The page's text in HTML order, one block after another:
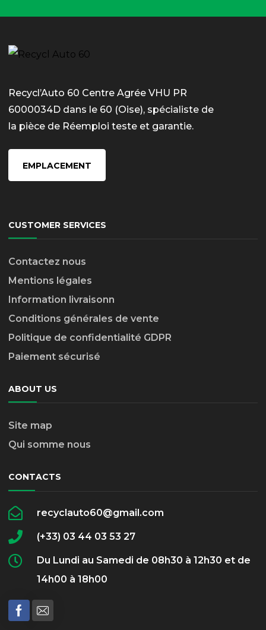
Recycl’Auto 60 Centre Agrée VHU PR
6000034D dans le 60 (Oise), spécialiste de
la pièce de Réemploi teste et garantie.
EMPLACEMENT
CUSTOMER SERVICES
Contactez nous
Mentions légales
Information livraisonn
Conditions générales de vente
Politique de confidentialité GDPR
Paiement sécurisé
ABOUT US
Site map
Qui somme nous
CONTACTS
recyclauto60@gmail.com
(+33) 03 44 03 53 27
Du Lundi au Samedi de 08h30 à 12h30 et de
14h00 à 18h00